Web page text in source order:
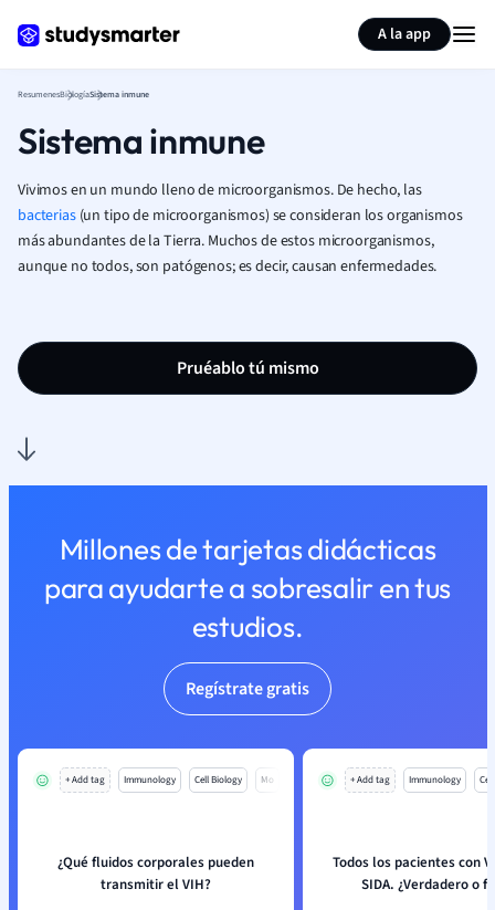
A la app
ResumenesBiologíaSistema inmune
Sistema inmune
Vivimos en un mundo lleno de microorganismos. De hecho, las
bacterias(un tipo de microorganismos) se consideran los organismos
más abundantes de la Tierra. Muchos de estos microorganismos,
aunque no todos, son patógenos; es decir, causan enfermedades.
Pruéablo tú mismo
Millones de tarjetas didácticas
para ayudarte a sobresalir en tus
estudios.
Regístrate gratis
+ Add tag Immunology Cell Biology Mo
¿Qué fluidos corporales pueden
transmitir el VIH?
+ Add tag Immunology
Todos los pacientes con
SIDA. ¿Verdadero o
Resumir página